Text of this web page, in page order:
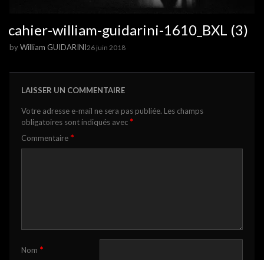
cahier-william-guidarini-1610_BXL (3)
byWilliam GUIDARINI26 juin 2018
LAISSER UN COMMENTAIRE
Votre adresse e-mail ne sera pas publiée. Les champs
obligatoires sont indiqués avec *
Commentaire *
Nom *